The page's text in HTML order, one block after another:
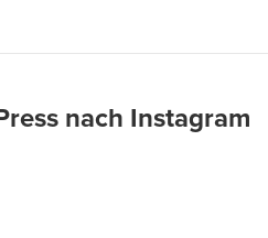
nach Instagram